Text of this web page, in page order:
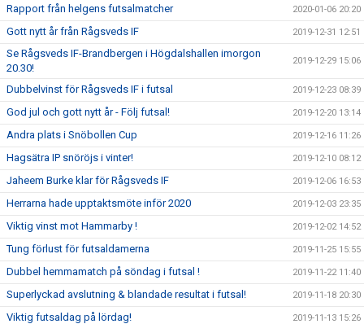
Rapport från helgens futsalmatcher 2020-01-06 20:20
Gott nytt år från Rågsveds IF 2019-12-31 12:51
Se Rågsveds IF-Brandbergen i Högdalshallen imorgon
20.30!
2019-12-29 15:06
Dubbelvinst för Rågsveds IF i futsal 2019-12-23 08:39
God jul och gott nytt år - Följ futsal! 2019-12-20 13:14
Andra plats i Snöbollen Cup 2019-12-16 11:26
Hagsätra IP snöröjs i vinter! 2019-12-10 08:12
Jaheem Burke klar för Rågsveds IF 2019-12-06 16:53
Herrarna hade upptaktsmöte inför 2020 2019-12-03 23:35
Viktig vinst mot Hammarby ! 2019-12-02 14:52
Tung förlust för futsaldamerna 2019-11-25 15:55
Dubbel hemmamatch på söndag i futsal ! 2019-11-22 11:40
Superlyckad avslutning & blandade resultat i futsal! 2019-11-18 20:30
Viktig futsaldag på lördag! 2019-11-13 15:26